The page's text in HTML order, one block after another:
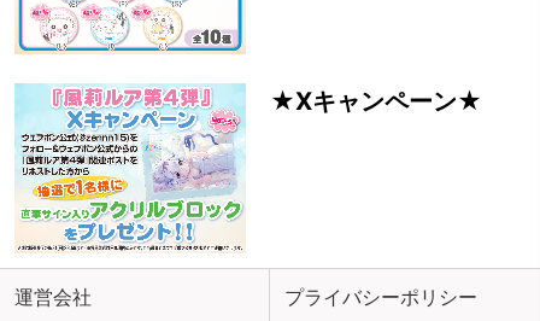
★Xキャンペーン★
運営会社 プライバシーポリシー